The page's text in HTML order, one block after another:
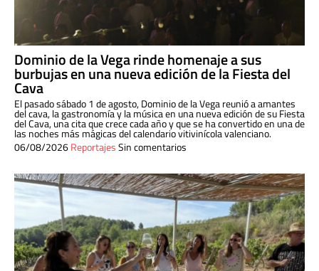
Dominio de la Vega rinde homenaje a sus
burbujas en una nueva edición de la Fiesta del
Cava
El pasado sábado 1 de agosto, Dominio de la Vega reunió a amantes
del cava, la gastronomía y la música en una nueva edición de su Fiesta
del Cava, una cita que crece cada año y que se ha convertido en una de
las noches más mágicas del calendario vitivinícola valenciano.
06/08/2026ReportajesSin comentarios